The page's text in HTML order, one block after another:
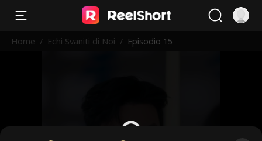
Home / Echi Svaniti di Noi / Episodio 15